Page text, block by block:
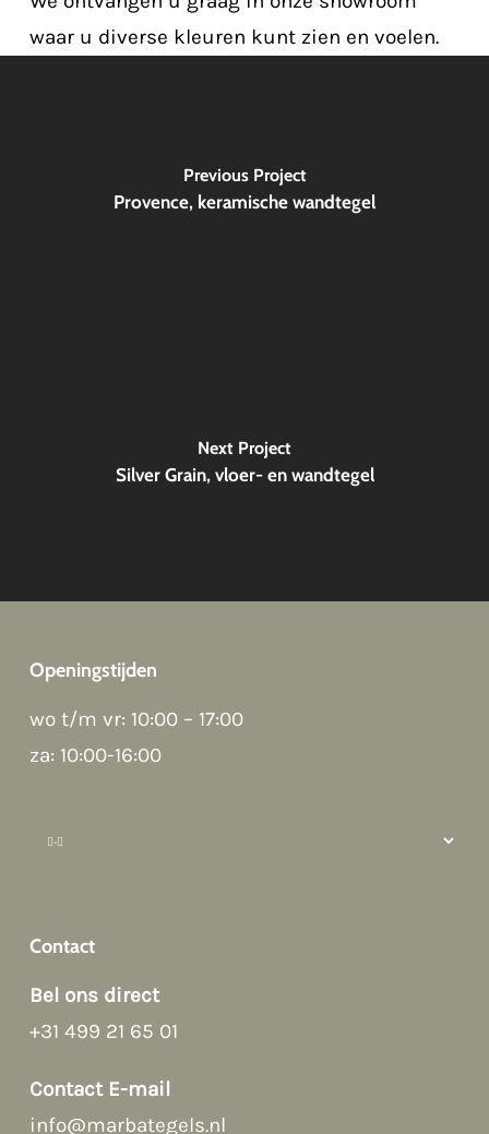
waar u diverse kleuren kunt zien en voelen.
Previous Project
Provence, keramische wandtegel
Next Project
Silver Grain, vloer- en wandtegel
Openingstijden
wo t/m vr: 10:00 – 17:00
za: 10:00-16:00
Contact
Bel ons direct
+31 499 21 65 01
Contact E-mail
info@marbategels.nl
Hoi! Kunnen we ergens bij helpen?
How can we help?
Afspraak maken
Contact Form